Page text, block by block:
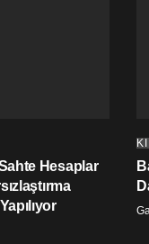
Hesaplar